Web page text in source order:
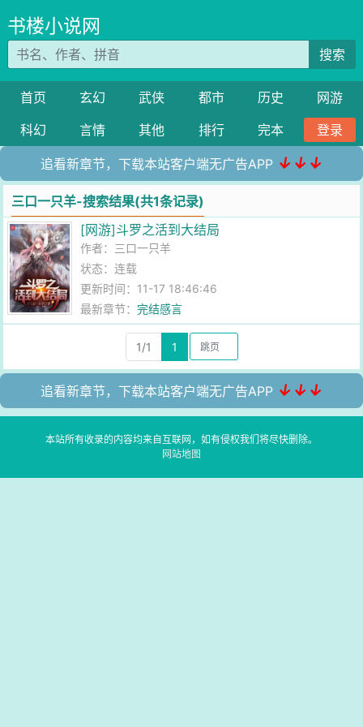
书楼小说网
搜索
首页 玄幻 武侠 都市 历史
网游
科幻
言情 其他 排行 完本 登录
追看新章节，下载本站客户端无广告APP ↓↓↓
三口一只羊-搜索结果(共1条记录)
[网游]斗罗之活到大结局
作者： 三口一只羊
状态：连载
更新时间：11-17 18:46:46
最新章节：完结感言
1/1 1
追看新章节，下载本站客户端无广告APP ↓↓↓
本站所有收录的内容均来自互联网，如有侵权我们将尽快删除。
网站地图